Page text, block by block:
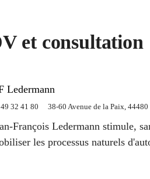
et consultation
Ledermann
32 41 80 38-60 Avenue de la Paix, 44480
François Ledermann stimule,
les processus naturels